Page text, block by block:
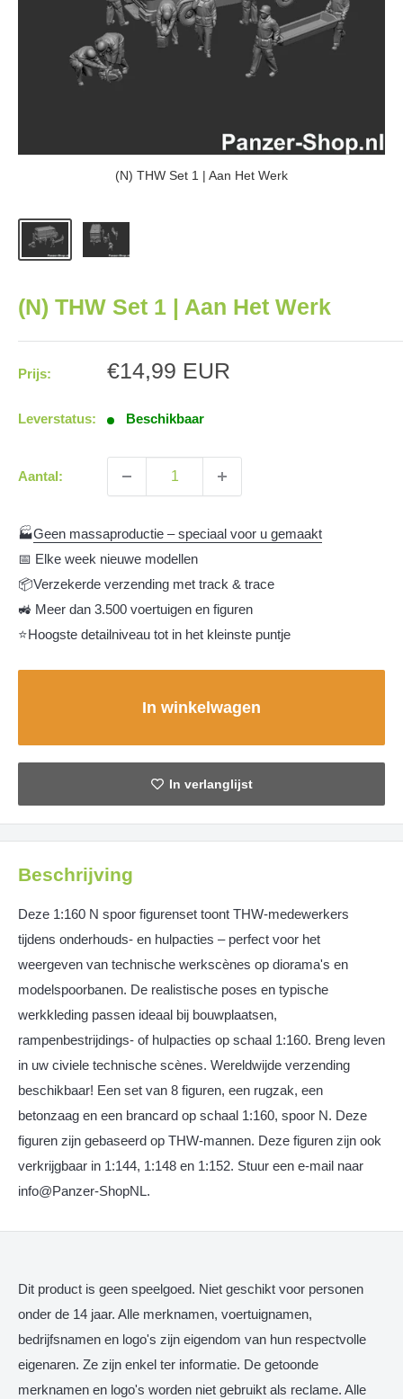
(N) THW Set 1 | Aan Het Werk
(N) THW Set 1 | Aan Het Werk
Prijs: Aanbiedingsprijs
€14,99 EUR
Leverstatus: Beschikbaar
Aantal:
🏭Geen massaproductie – speciaal voor u gemaakt
📅 Elke week nieuwe modellen
📦Verzekerde verzending met track & trace
🚜 Meer dan 3.500 voertuigen en figuren
⭐Hoogste detailniveau tot in het kleinste puntje
In winkelwagen
Beschrijving
Deze 1:160 N spoor figurenset toont THW-medewerkers
tijdens onderhouds- en hulpacties – perfect voor het
weergeven van technische werkscènes op diorama's en
modelspoorbanen. De realistische poses en typische
werkkleding passen ideaal bij bouwplaatsen,
rampenbestrijdings- of hulpacties op schaal 1:160. Breng leven
in uw civiele technische scènes. Wereldwijde verzending
beschikbaar! Een set van 8 figuren, een rugzak, een
betonzaag en een brancard op schaal 1:160, spoor N. Deze
figuren zijn gebaseerd op THW-mannen. Deze figuren zijn ook
verkrijgbaar in 1:144, 1:148 en 1:152. Stuur een e-mail naar
info@Panzer-ShopNL.
Dit product is geen speelgoed. Niet geschikt voor personen
onder de 14 jaar. Alle merknamen, voertuignamen,
bedrijfsnamen en logo's zijn eigendom van hun respectvolle
eigenaren. Ze zijn enkel ter informatie. De getoonde
merknamen en logo's worden niet gebruikt als reclame. Alle